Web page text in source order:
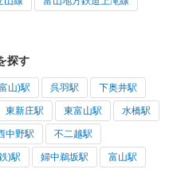
探す
山)駅 呉羽駅 下奥井駅
東新庄駅 東富山駅 水橋駅
中野駅 不二越駅
)駅 婦中鵜坂駅 富山駅